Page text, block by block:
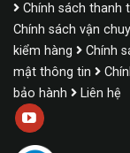
Chính sách thanh
Chính sách vận
kiểm hàng
Chính
mật thông tin
bảo hành
Liên hệ